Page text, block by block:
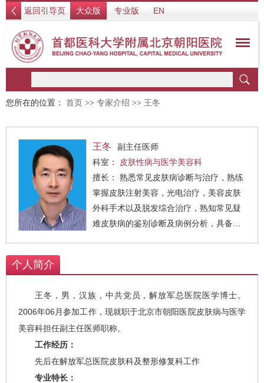
返回引导页 大众版 专业版 EN
您所在的位置： 首页 >> 专家介绍 >> 王冬
王冬
副主任医师
科室：
皮肤性病与医学美容科
擅长： 熟悉常见皮肤病诊断与治疗，熟练
掌握皮肤注射美容，光电治疗，美容皮肤
外科手术以及脱发综合治疗，熟知常见疑
难皮肤病的鉴别诊断及病例分析，具备丰
个人简介
王冬，男，汉族，中共党员，解放军总医院医学博士。
2006年06月参加工作，现就职于北京市朝阳医院皮肤病与医学
美容科担任副主任医师职称。
工作经历：
先后在解放军总医院皮肤科及整形修复科工作
专业特长：